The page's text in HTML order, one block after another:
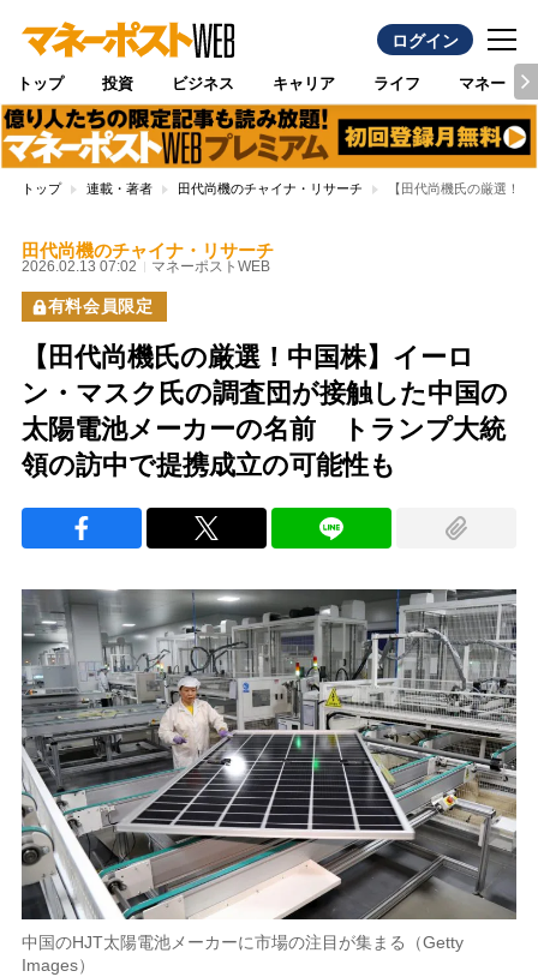
ログイン
トップ 投資 ビジネス キャリア ライフ マネー
トップ 連載・著者 田代尚機のチャイナ・リサーチ 【田代尚機氏の厳選！
田代尚機のチャイナ・リサーチ
2026.02.13 07:02 マネーポストWEB
有料会員限定
【田代尚機氏の厳選！中国株】イーロ
ン・マスク氏の調査団が接触した中国の
太陽電池メーカーの名前 トランプ大統
領の訪中で提携成立の可能性も
中国のHJT太陽電池メーカーに市場の注目が集まる（Getty
Images）